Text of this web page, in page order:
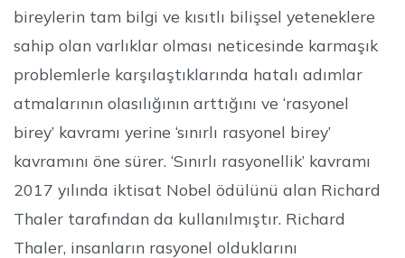
bireylerin tam bilgi ve kısıtlı bilişsel yeteneklere
sahip olan varlıklar olması neticesinde karmaşık
problemlerle karşılaştıklarında hatalı adımlar
atmalarının olasılığının arttığını ve ‘rasyonel
birey’ kavramı yerine ‘sınırlı rasyonel birey’
kavramını öne sürer. ‘Sınırlı rasyonellik’ kavramı
2017 yılında iktisat Nobel ödülünü alan Richard
Thaler tarafından da kullanılmıştır. Richard
Thaler, insanların rasyonel olduklarını